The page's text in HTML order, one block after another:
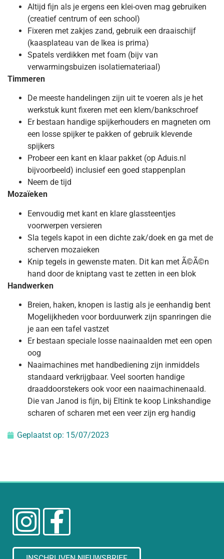
Altijd fijn als je ergens een klei-oven mag gebruiken
(creatief centrum of een school)
Fixeren met zakjes zand, gebruik een draaischijf
(kaasplateau van de Ikea is prima)
Spatels verdikken met foam (bijv van
verwarmingsbuizen isolatiemateriaal)
Timmeren
De meeste handelingen zijn uit te voeren als je het
werkstuk kunt fixeren met een klem/bankschroef
Er bestaan handige spijkerhouders en magneten om
een losse spijker te pakken of gebruik klevende
spijkers
Probeer een kant en klaar pakket (op Aduis.nl
bijvoorbeeld) inclusief een goed stappenplan
Neem de tijd
Mozaïeken
Eenvoudig met kant en klare glassteentjes
voorwerpen versieren
Sla tegels kapot in een dichte zak/doek en ga met de
scherven mozaieken
Knip tegels in gewenste maten. Dit kan met Ã©Ã©n
hand door de kniptang vast te zetten in een blok
Handwerken
Breien, haken, knopen is lastig als je eenhandig bent
Mogelijkheden voor borduurwerk zijn spanringen die
je aan een tafel vastzet
Er bestaan speciale losse naainaalden met een open
oog
Naaimachines met handbediening zijn inmiddels
standaard verkrijgbaar. Veel soorten handige
draaddoorstekers ook voor een naaimachinenaald.
Die van Janod is fijn, bij Eltink te koop Linkshandige
scharen of scharen met een veer zijn erg handig
Geplaatst op: 15/07/2023